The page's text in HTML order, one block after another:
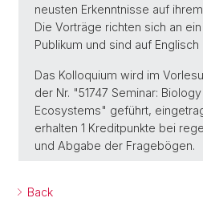
neusten Erkenntnisse auf
Die Vorträge richten sich an
Publikum und sind auf Englisch
Das Kolloquium wird im
der Nr. "51747 Seminar:
Ecosystems" geführt,
erhalten 1 Kreditpunkte bei
und Abgabe der Fragebögen.
Back